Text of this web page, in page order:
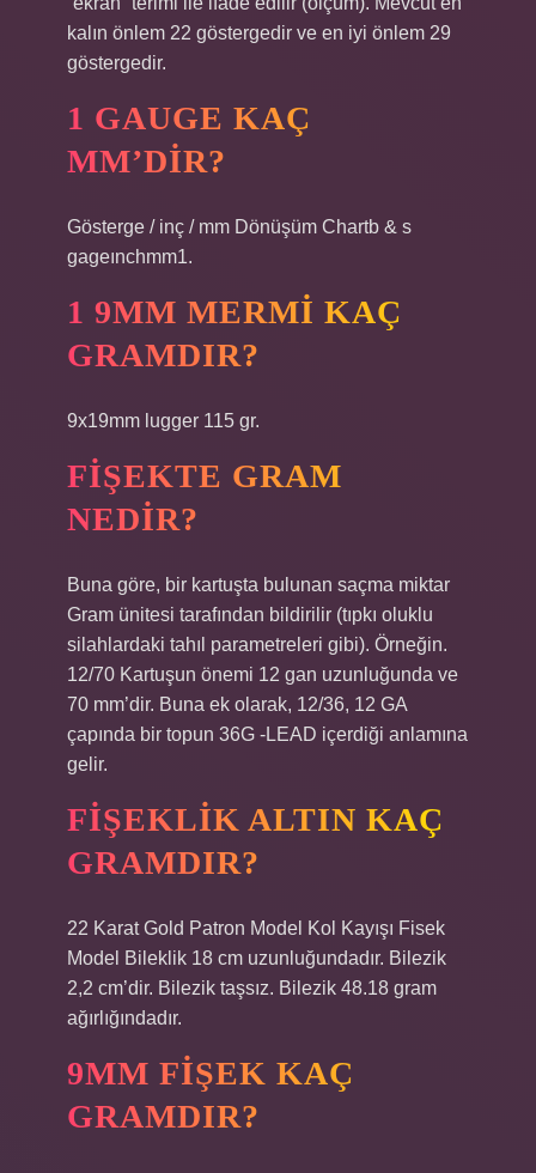
kalın önlem 22 göstergedir ve en iyi önlem 29
göstergedir.
1 GAUGE KAÇ
MM’DIR?
Gösterge / inç / mm Dönüşüm Chartb & s
gageınchmm1.
1 9MM MERMI KAÇ
GRAMDIR?
9x19mm lugger 115 gr.
FIŞEKTE GRAM
NEDIR?
Buna göre, bir kartuşta bulunan saçma miktar
Gram ünitesi tarafından bildirilir (tıpkı oluklu
silahlardaki tahıl parametreleri gibi). Örneğin.
12/70 Kartuşun önemi 12 gan uzunluğunda ve
70 mm’dir. Buna ek olarak, 12/36, 12 GA
çapında bir topun 36G -LEAD içerdiği anlamına
gelir.
FIŞEKLIK ALTIN KAÇ
GRAMDIR?
22 Karat Gold Patron Model Kol Kayışı Fisek
Model Bileklik 18 cm uzunluğundadır. Bilezik
2,2 cm’dir. Bilezik taşsız. Bilezik 48.18 gram
ağırlığındadır.
9MM FIŞEK KAÇ
GRAMDIR?